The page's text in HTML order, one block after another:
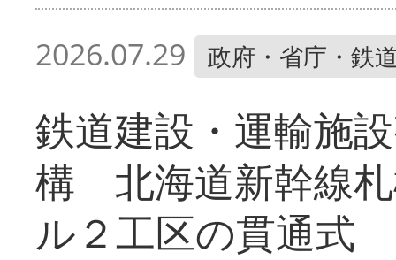
2026.07.29 政府・省庁・鉄
鉄道建設・運輸施
構 北海道新幹線
ル２工区の貫通式